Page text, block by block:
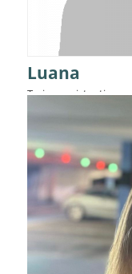
Luana
Trainerassistentin
Details